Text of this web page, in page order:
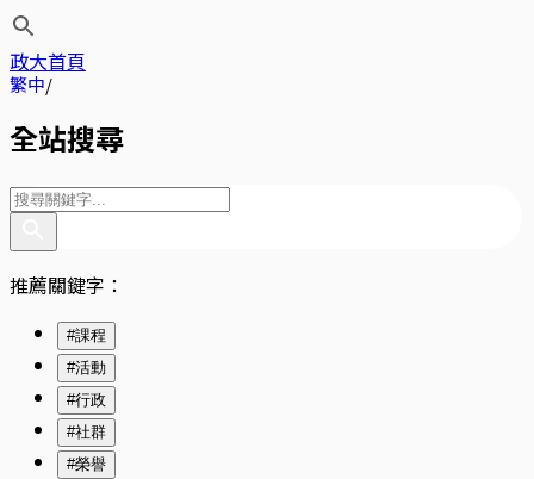
政大首頁
繁中
全站搜尋
推薦關鍵字：
#課程
#活動
#行政
#社群
#榮譽